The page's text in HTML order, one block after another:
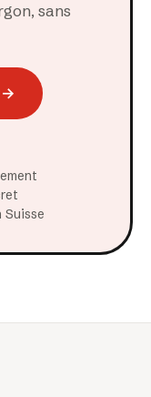
sans
→
Suisse